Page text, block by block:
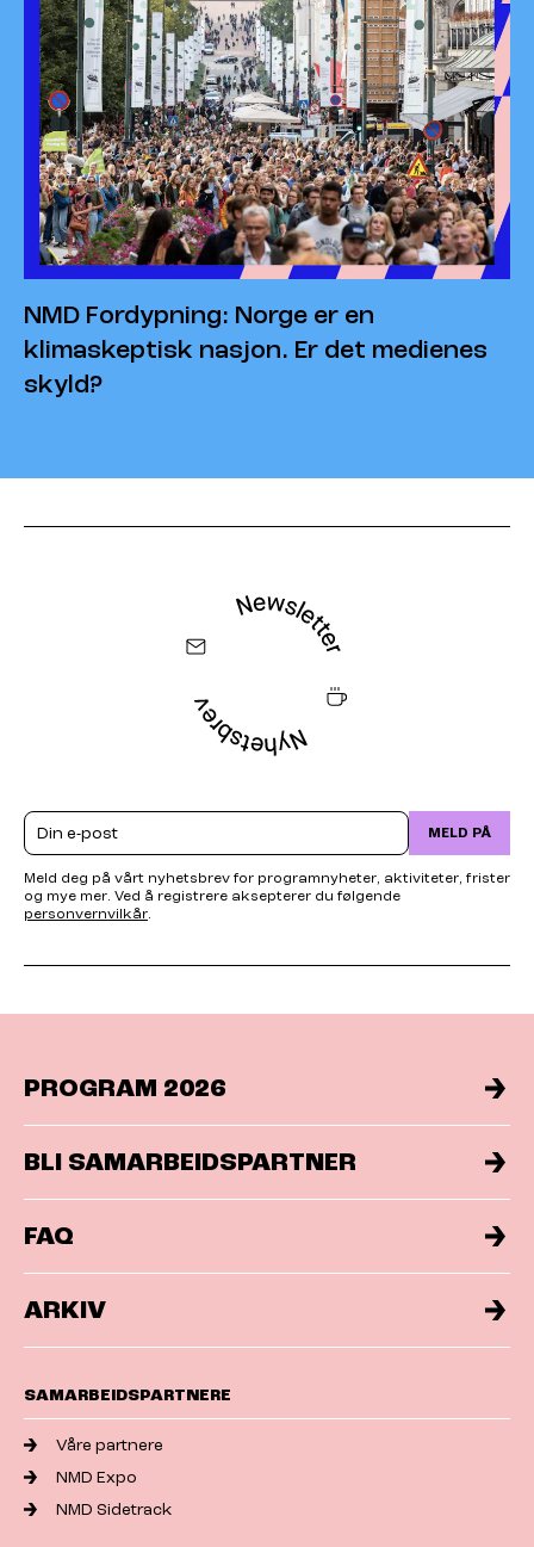
NMD Fordypning: Norge er en
klimaskeptisk nasjon. Er det medienes
skyld?
Email MELD PÅ
Meld deg på vårt nyhetsbrev for programnyheter, aktiviteter, frister
og mye mer. Ved å registrere aksepterer du følgende
personvernvilkår.
PROGRAM 2026
BLI SAMARBEIDSPARTNER
FAQ
ARKIV
SAMARBEIDSPARTNERE
Våre partnere
NMD Expo
NMD Sidetrack